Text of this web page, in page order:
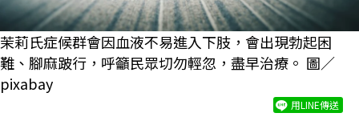
茉莉氏症候群會因血液不易進入下肢，會出現勃起困
難、腳麻跛行，呼籲民眾切勿輕忽，盡早治療。 圖／
pixabay
用LINE傳送